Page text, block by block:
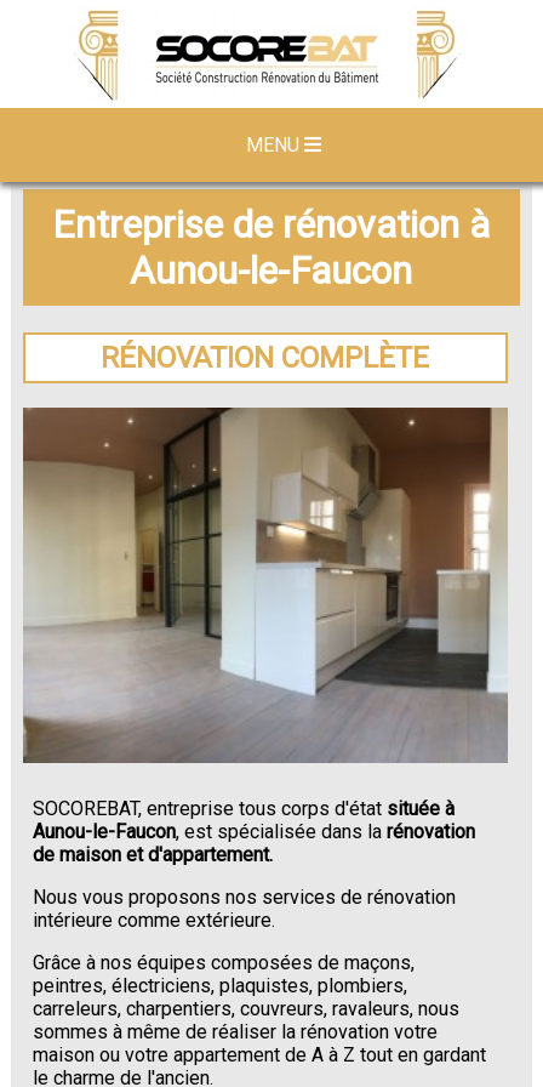
MENU
Entreprise de rénovation à
Aunou-le-Faucon
RÉNOVATION COMPLÈTE
SOCOREBAT, entreprise tous corps d'état située à
Aunou-le-Faucon, est spécialisée dans larénovation
de maison et d'appartement.
Nous vous proposons nos services de rénovation
intérieure comme extérieure.
Grâce à nos équipes composées de maçons,
peintres, électriciens, plaquistes, plombiers,
carreleurs, charpentiers, couvreurs, ravaleurs, nous
sommes à même de réaliser la rénovation votre
maison ou votre appartement de A à Z tout en gardant
le charme de l'ancien.